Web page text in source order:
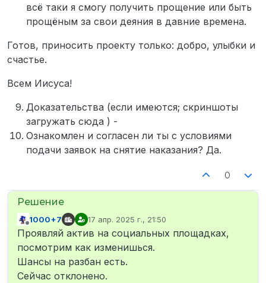
всё таки я смогу получить прощение или быть
прощёным за свои деяния в давние времена.
Готов, приносить проекту только: добро, улыбки и
счастье.
Всем Иисуса!
Доказательства (если имеются; скриншоты
загружать сюда ) -
Ознакомлен и согласен ли ты с условиями
подачи заявок на снятие наказания? Да.
0
Не в сети
1000+7 17 апр. 2025 г., 21:50
отредактировано
Проявляй актив на социальных площадках,
посмотрим как изменишься.
Шансы на разбан есть.
Сейчас отклонено.